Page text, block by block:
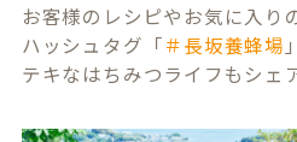
お客様のレシピやお気に入り
ハッシュタグ「＃長坂養蜂場
テキなはちみつライフもシェ